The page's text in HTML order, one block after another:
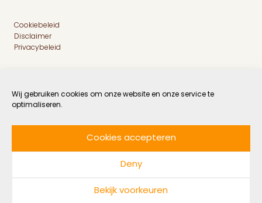
Wij gebruiken cookies om onze website en onze service te
optimaliseren.
Cookies accepteren
Deny
Bekijk voorkeuren
Cookiebeleid
Disclaimer
Privacybeleid
InstagramLinkedin